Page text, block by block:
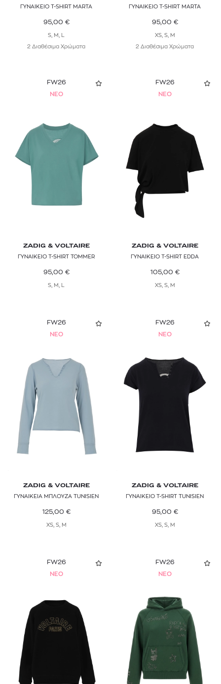
ΓΥΝΑΙΚΕΙΟ T-SHIRT MARTA
95,00 €
S, M, L
2 Διαθέσιμα Χρώματα
ΓΥΝΑΙΚΕΙΟ T-SHIRT MARTA
95,00 €
XS, S, M
2 Διαθέσιμα Χρώματα
FW26
NEO
ZADIG & VOLTAIRE
ΓΥΝΑΙΚΕΙΟ T-SHIRT TOMMER
95,00 €
S, M, L
FW26
NEO
ZADIG & VOLTAIRE
ΓΥΝΑΙΚΕΙΟ T-SHIRT EDDA
105,00 €
XS, S, M
FW26
NEO
ZADIG & VOLTAIRE
ΓΥΝΑΙΚΕΙΑ ΜΠΛΟΥΖΑ TUNISIEN
125,00 €
XS, S, M
FW26
NEO
ZADIG & VOLTAIRE
ΓΥΝΑΙΚΕΙΟ T-SHIRT TUNISIEN
95,00 €
XS, S, M
FW26
NEO
FW26
NEO